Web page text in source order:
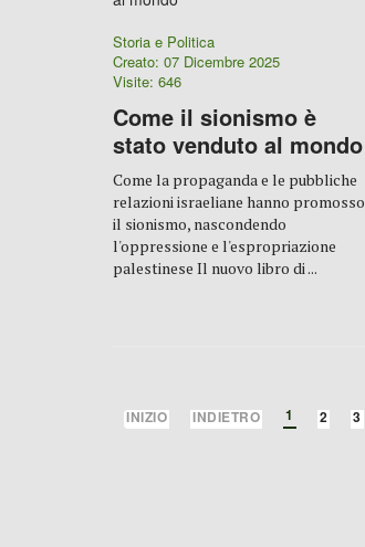
Storia e Politica
Creato: 07 Dicembre 2025
Visite: 646
Come il sionismo è
stato venduto al mondo
Come la propaganda e le pubbliche
relazioni israeliane hanno promosso
il sionismo, nascondendo
l'oppressione e l'espropriazione
palestinese Il nuovo libro di ...
INIZIO INDIETRO 1 2 3